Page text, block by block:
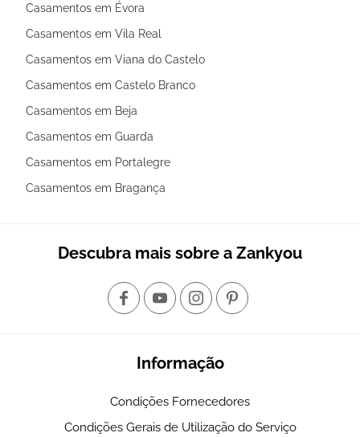
Casamentos em Évora
Casamentos em Vila Real
Casamentos em Viana do Castelo
Casamentos em Castelo Branco
Casamentos em Beja
Casamentos em Guarda
Casamentos em Portalegre
Casamentos em Bragança
Descubra mais sobre a Zankyou
Informação
Condições Fornecedores
Condições Gerais de Utilização do Serviço